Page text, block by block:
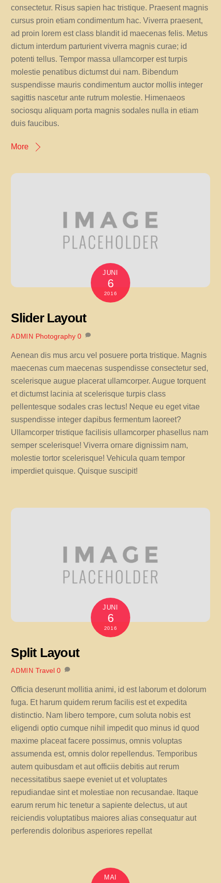
consectetur. Risus sapien hac tristique. Praesent magnis
cursus proin etiam condimentum hac. Viverra praesent,
ad proin lorem est class blandit id maecenas felis. Metus
dictum interdum parturient viverra magnis curae; id
potenti tellus. Tempor massa ullamcorper est turpis
molestie penatibus dictumst dui nam. Bibendum
suspendisse mauris condimentum auctor mollis integer
sagittis nascetur ante rutrum molestie. Himenaeos
sociosqu aliquam porta magnis sodales nulla in etiam
duis faucibus.
More
JUNI
6
2016
Slider Layout
ADMIN Photography 0
Aenean dis mus arcu vel posuere porta tristique. Magnis
maecenas cum maecenas suspendisse consectetur sed,
scelerisque augue placerat ullamcorper. Augue torquent
et dictumst lacinia at scelerisque turpis class
pellentesque sodales cras lectus! Neque eu eget vitae
suspendisse integer dapibus fermentum laoreet?
Ullamcorper tristique facilisis ullamcorper phasellus nam
semper scelerisque! Viverra ornare dignissim nam,
molestie tortor scelerisque! Vehicula quam tempor
imperdiet quisque. Quisque suscipit!
JUNI
6
2016
Split Layout
ADMIN Travel 0
Officia deserunt mollitia animi, id est laborum et dolorum
fuga. Et harum quidem rerum facilis est et expedita
distinctio. Nam libero tempore, cum soluta nobis est
eligendi optio cumque nihil impedit quo minus id quod
maxime placeat facere possimus, omnis voluptas
assumenda est, omnis dolor repellendus. Temporibus
autem quibusdam et aut officiis debitis aut rerum
necessitatibus saepe eveniet ut et voluptates
repudiandae sint et molestiae non recusandae. Itaque
earum rerum hic tenetur a sapiente delectus, ut aut
reiciendis voluptatibus maiores alias consequatur aut
perferendis doloribus asperiores repellat
MAI